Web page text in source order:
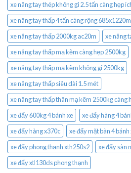
xe nâng tay thép không gỉ 2.5 tấn càng hẹp
xe nâng tay thấp 4 tấn càng rộng
xe nâng tay thấp 2000kg ac20m
xe nâng
xe nâng tay thấp mạ kẽm càng hẹp 2500kg
xe nâng tay thấp mạ kẽm không gỉ 2500kg
xe nâng tay thấp siêu dài 1.5 mét
xe nâng tay thấp thân mạ kẽm 2500kg càng
xe đẩy 600kg 4 bánh xe
xe đẩy hàng 4
xe đẩy hàng x370c
xe đẩy mặt bàn 4 bánh
xe đẩy phong thạnh xth250s2
xe đẩy sàn
xe đẩy xtl130ds phong thạnh